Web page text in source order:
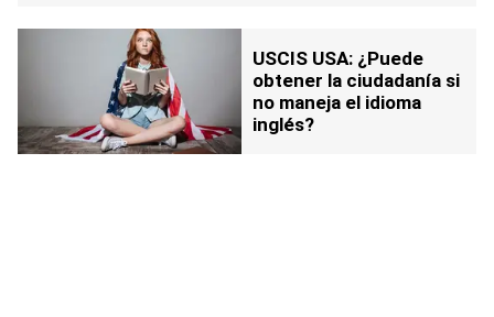
USCIS USA: ¿Puede
obtener la ciudadanía si
no maneja el idioma
inglés?